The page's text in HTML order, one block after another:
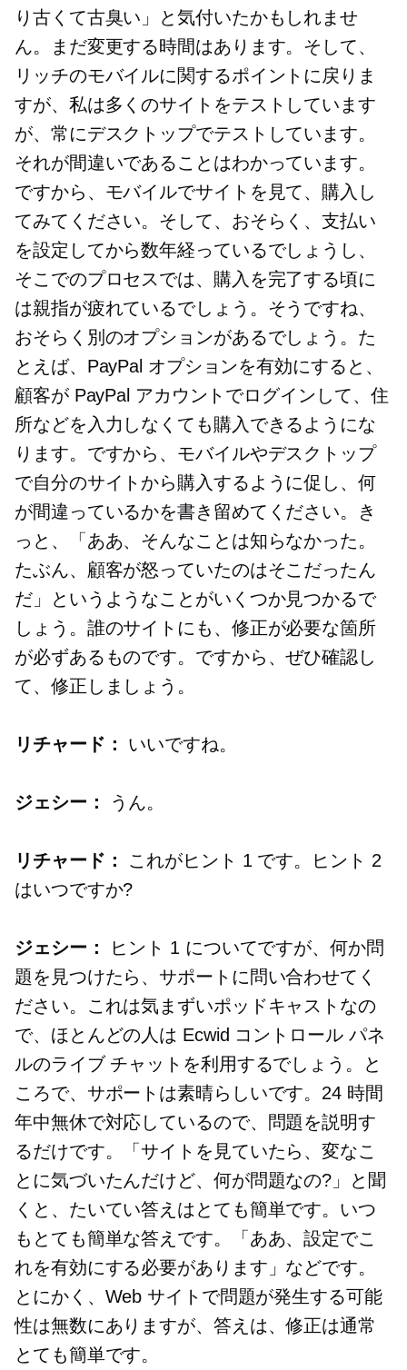
り古くて古臭い」と気付いたかもしれませ
ん。まだ変更する時間はあります。そして、
リッチのモバイルに関するポイントに戻りま
すが、私は多くのサイトをテストしています
が、常にデスクトップでテストしています。
それが間違いであることはわかっています。
ですから、モバイルでサイトを見て、購入し
てみてください。そして、おそらく、支払い
を設定してから数年経っているでしょうし、
そこでのプロセスでは、購入を完了する頃に
は親指が疲れているでしょう。そうですね、
おそらく別のオプションがあるでしょう。た
とえば、PayPal オプションを有効にすると、
顧客が PayPal アカウントでログインして、住
所などを入力しなくても購入できるようにな
ります。ですから、モバイルやデスクトップ
で自分のサイトから購入するように促し、何
が間違っているかを書き留めてください。き
っと、「ああ、そんなことは知らなかった。
たぶん、顧客が怒っていたのはそこだったん
だ」というようなことがいくつか見つかるで
しょう。誰のサイトにも、修正が必要な箇所
が必ずあるものです。ですから、ぜひ確認し
て、修正しましょう。
リチャード： いいですね。
ジェシー： うん。
リチャード：
これがヒント 1 です。ヒント 2
はいつですか?
ジェシー：
ヒント 1 についてですが、何か問
題を見つけたら、サポートに問い合わせてく
ださい。これは気まずいポッドキャストなの
で、ほとんどの人は Ecwid コントロール パネ
ルのライブ チャットを利用するでしょう。と
ころで、サポートは素晴らしいです。24 時間
年中無休で対応しているので、問題を説明す
るだけです。「サイトを見ていたら、変なこ
とに気づいたんだけど、何が問題なの?」と聞
くと、たいてい答えはとても簡単です。いつ
もとても簡単な答えです。「ああ、設定でこ
れを有効にする必要があります」などです。
とにかく、Web サイトで問題が発生する可能
性は無数にありますが、答えは、修正は通常
とても簡単です。